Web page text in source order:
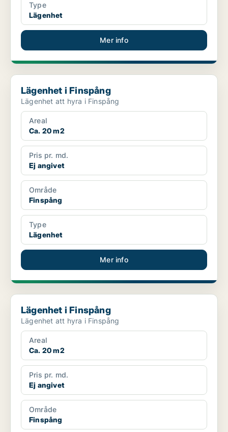
Type
Lägenhet
Mer info
Lägenhet i Finspång
Lägenhet i Finspång
Lägenhet att hyra i Finspång
Areal
Ca. 20 m2
Pris pr. md.
Ej angivet
Område
Finspång
Type
Lägenhet
Mer info
Lägenhet i Finspång
Lägenhet i Finspång
Lägenhet att hyra i Finspång
Areal
Ca. 20 m2
Pris pr. md.
Ej angivet
Område
Finspång